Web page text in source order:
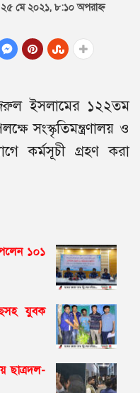
২৫ মে ২০২১, ৮:১০ অপরাহ্ণ
ইসলামের ১২২তম
সংস্কৃতিমন্ত্রণালয় ও
কর্মসূচী গ্রহণ করা
১০১
যুবক
ছাত্রদল-